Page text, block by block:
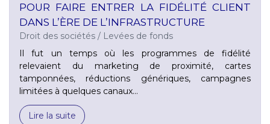
POUR FAIRE ENTRER LA FIDÉLITÉ CLIENT
DANS L’ÈRE DE L’INFRASTRUCTURE
Droit des sociétés / Levées de fonds
Il fut un temps où les programmes de fidélité
relevaient du marketing de proximité, cartes
tamponnées, réductions génériques, campagnes
limitées à quelques canaux...
Lire la suite